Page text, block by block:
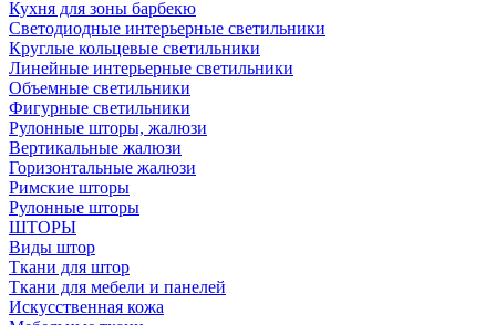
Кухня для зоны барбекю
Светодиодные интерьерные светильники
Круглые кольцевые светильники
Линейные интерьерные светильники
Объемные светильники
Фигурные светильники
Рулонные шторы, жалюзи
Вертикальные жалюзи
Горизонтальные жалюзи
Римские шторы
Рулонные шторы
ШТОРЫ
Виды штор
Ткани для штор
Ткани для мебели и панелей
Искусственная кожа